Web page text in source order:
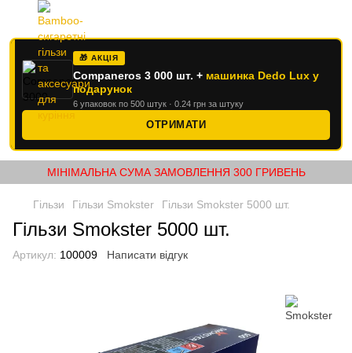
🎁 АКЦІЯ
Companeros 3 000 шт. + машинка Dedo Lux у
подарунок
6 упаковок по 500 штук · 0.24 грн за штуку
ОТРИМАТИ
МІНІМАЛЬНА СУМА ЗАМОВЛЕННЯ 300 ГРИВЕНЬ
Гільзи Гільзи Smokster Гільзи Smokster 5000 шт.
Гільзи Smokster 5000 шт.
Артикул: 100009 Написати відгук